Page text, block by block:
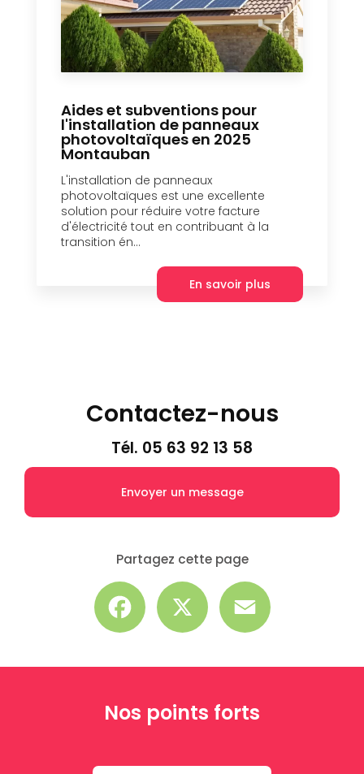
Aides et subventions pour
l'installation de panneaux
photovoltaïques en 2025
Montauban
L'installation de panneaux
photovoltaïques est une excellente
solution pour réduire votre facture
d'électricité tout en contribuant à la
transition én...
En savoir plus
Contactez-nous
Tél. 05 63 92 13 58
Envoyer un message
Partagez cette page
Facebook
Nos points forts